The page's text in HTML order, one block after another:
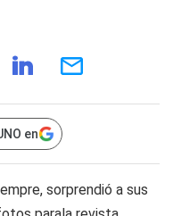
en
sorprendió a sus